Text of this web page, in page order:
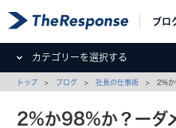
ブロ
カテゴリーを選択する
トップ > ブログ >社長の仕事術 > 2%か
2%か98%か？ーダ